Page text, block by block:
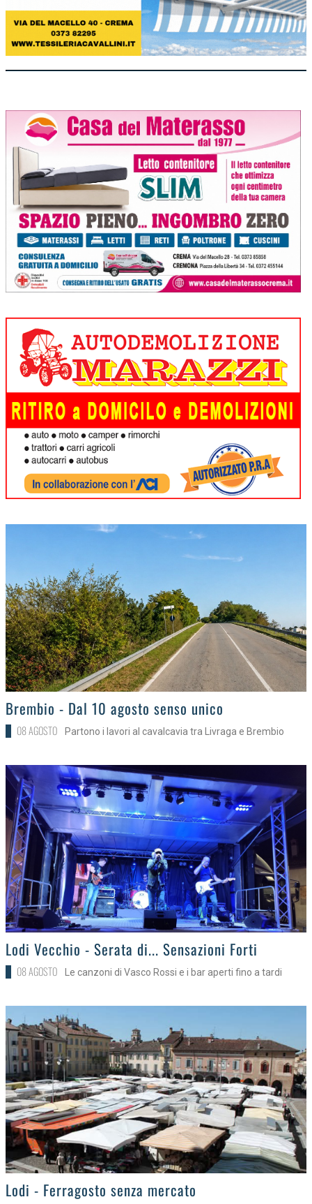
>
Brembio - Dal 10 agosto senso unico
08 AGOSTO Partono i lavori al cavalcavia tra Livraga e Brembio
>Lodi Vecchio - Serata di... Sensazioni Forti
08 AGOSTO Le canzoni di Vasco Rossi e i bar aperti fino a tardi
>Lodi - Ferragosto senza mercato